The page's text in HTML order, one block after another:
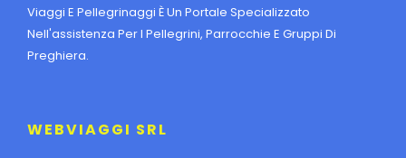
Viaggi E Pellegrinaggi È Un Portale Specializzato
Nell'assistenza Per I Pellegrini, Parrocchie E Gruppi Di
Preghiera.
WEBVIAGGI SRL